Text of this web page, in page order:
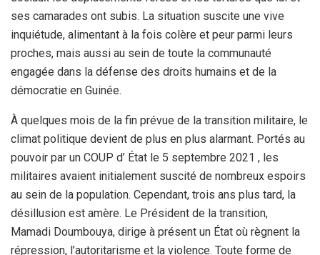
ses camarades ont subis. La situation suscite une vive
inquiétude, alimentant à la fois colère et peur parmi leurs
proches, mais aussi au sein de toute la communauté
engagée dans la défense des droits humains et de la
démocratie en Guinée.
À quelques mois de la fin prévue de la transition militaire, le
climat politique devient de plus en plus alarmant. Portés au
pouvoir par un COUP d’ État le 5 septembre 2021 , les
militaires avaient initialement suscité de nombreux espoirs
au sein de la population. Cependant, trois ans plus tard, la
désillusion est amère. Le Président de la transition,
Mamadi Doumbouya, dirige à présent un État où règnent la
répression, l’autoritarisme et la violence. Toute forme de